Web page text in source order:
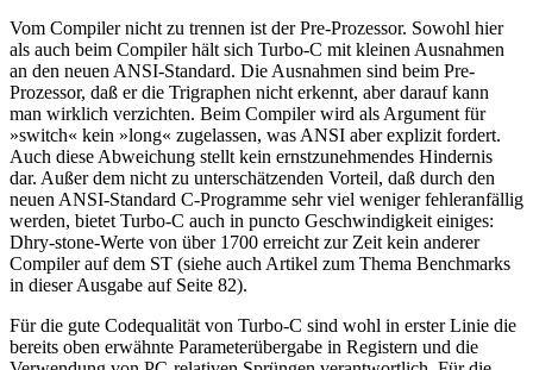
Vom Compiler nicht zu trennen ist der Pre-Prozessor. Sowohl hier
als auch beim Compiler hält sich Turbo-C mit kleinen Ausnahmen
an den neuen ANSI-Standard. Die Ausnahmen sind beim Pre-
Prozessor, daß er die Trigraphen nicht erkennt, aber darauf kann
man wirklich verzichten. Beim Compiler wird als Argument für
»switch« kein »long« zugelassen, was ANSI aber explizit fordert.
Auch diese Abweichung stellt kein ernstzunehmendes Hindernis
dar. Außer dem nicht zu unterschätzenden Vorteil, daß durch den
neuen ANSI-Standard C-Programme sehr viel weniger fehleranfällig
werden, bietet Turbo-C auch in puncto Geschwindigkeit einiges:
Dhry-stone-Werte von über 1700 erreicht zur Zeit kein anderer
Compiler auf dem ST (siehe auch Artikel zum Thema Benchmarks
in dieser Ausgabe auf Seite 82).
Für die gute Codequalität von Turbo-C sind wohl in erster Linie die
bereits oben erwähnte Parameterübergabe in Registern und die